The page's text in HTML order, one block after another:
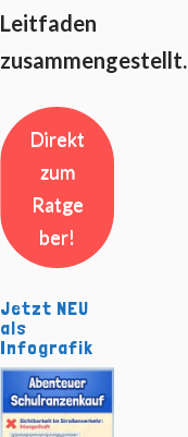
Leitfaden
zusammengestellt.
Direkt
zum
Ratge
ber!
Jetzt NEU
als
Infografik